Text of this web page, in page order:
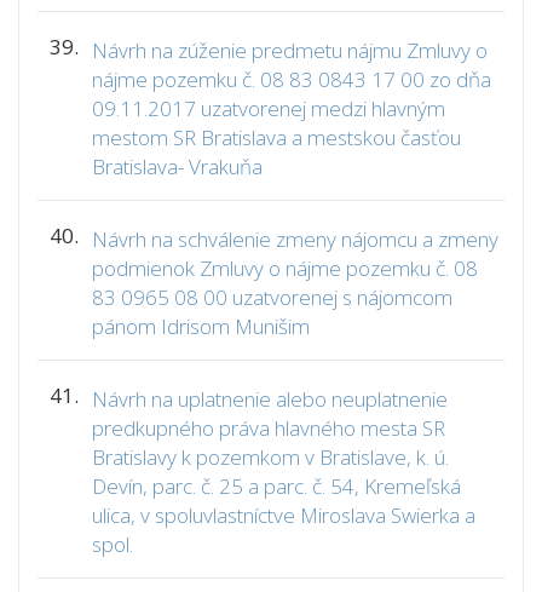
39.
Návrh na zúženie predmetu nájmu Zmluvy o
nájme pozemku č. 08 83 0843 17 00 zo dňa
09.11.2017 uzatvorenej medzi hlavným
mestom SR Bratislava a mestskou časťou
Bratislava- Vrakuňa
40.
Návrh na schválenie zmeny nájomcu a zmeny
podmienok Zmluvy o nájme pozemku č. 08
83 0965 08 00 uzatvorenej s nájomcom
pánom Idrisom Munišim
41.
Návrh na uplatnenie alebo neuplatnenie
predkupného práva hlavného mesta SR
Bratislavy k pozemkom v Bratislave, k. ú.
Devín, parc. č. 25 a parc. č. 54, Kremeľská
ulica, v spoluvlastníctve Miroslava Swierka a
spol.